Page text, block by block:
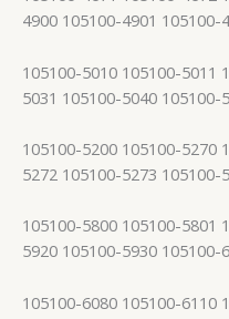
4900 105100-4901 105100-
105100-5010 105100-5011
5031 105100-5040 105100-
105100-5200 105100-5270
5272 105100-5273 105100-
105100-5800 105100-5801
5920 105100-5930 105100-
105100-6080 105100-6110